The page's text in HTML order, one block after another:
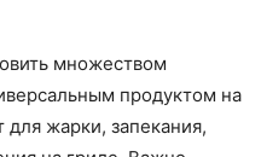
множеством
продуктом на
для жарки, запекания,